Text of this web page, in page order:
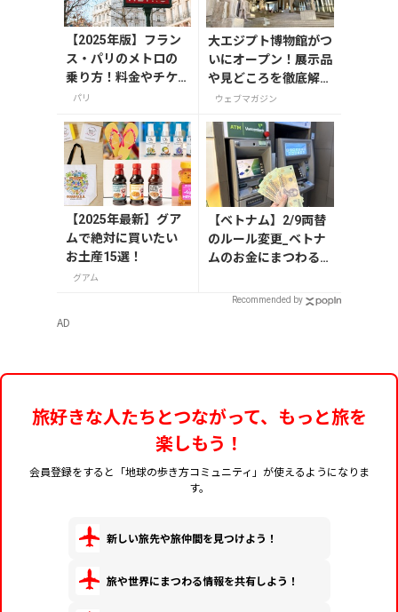
【2025年版】フラン
ス・パリのメトロの
乗り方！料金やチケ
ットの種類、注意点
パリ
大エジプト博物館がつ
いにオープン！展示品
や見どころを徹底解説
【今旅2026】
ウェブマガジン
【2025年最新】グア
ムで絶対に買いたい
お土産15選！
グアム
【ベトナム】2/9両替
のルール変更_ベトナ
ムのお金にまつわるエ
Recommended by
AD
旅好きな人たちとつながって、もっと旅を
楽しもう！
会員登録をすると「地球の歩き方コミュニティ」が使えるようになりま
す。
新しい旅先や旅仲間を見つけよう！
旅や世界にまつわる情報を共有しよう！